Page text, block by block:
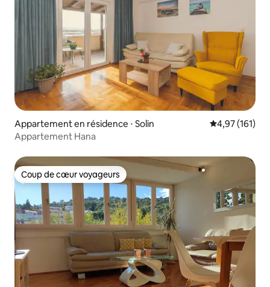
Appartement en résidence ⋅ Solin Évaluation
4,97 (161)
Appartement Hana
Coup de cœur voyageurs
Coup de cœur voyageurs